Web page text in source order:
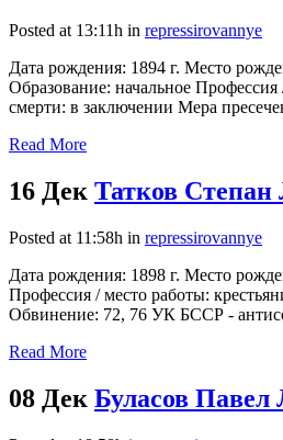
Posted at 13:11h in repressirovannye
Дата рождения: 1894 г. Место
Образование: начальное
смерти: в заключении Мера
Read More
16 Дек Татков Степан
Posted at 11:58h in repressirovannye
Дата рождения: 1898 г. Место
Профессия / место работы:
Обвинение: 72, 76 УК БССР -
Read More
08 Дек Буласов Павел